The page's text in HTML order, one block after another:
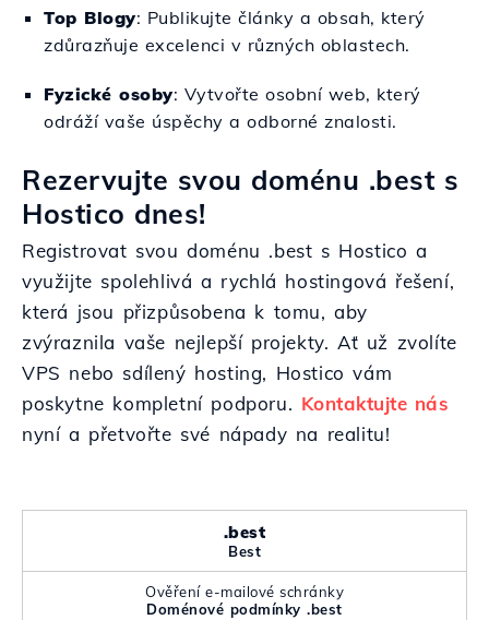
Top Blogy: Publikujte články a obsah, který
zdůrazňuje excelenci v různých oblastech.
Fyzické osoby: Vytvořte osobní web, který
odráží vaše úspěchy a odborné znalosti.
Rezervujte svou doménu .best s
Hostico dnes!
Registrovat svou doménu .best s Hostico a
využijte spolehlivá a rychlá hostingová řešení,
která jsou přizpůsobena k tomu, aby
zvýraznila vaše nejlepší projekty. Ať už zvolíte
VPS nebo sdílený hosting, Hostico vám
poskytne kompletní podporu. Kontaktujte nás
nyní a přetvořte své nápady na realitu!
.best
Best
Ověření e-mailové schránky
Doménové podmínky .best